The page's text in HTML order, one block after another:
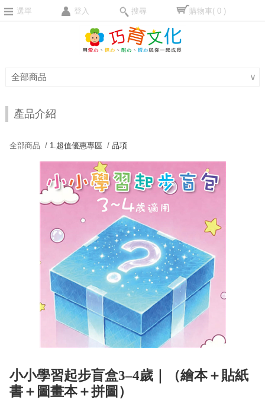
選單 登入 搜尋 購物車( 0 )
全部商品 ∨
產品介紹
全部商品 / 1.超值優惠專區 /品項
小小學習起步盲盒3–4歲｜（繪本＋貼紙
書＋圖畫本＋拼圖）